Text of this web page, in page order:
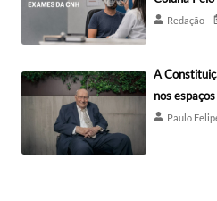
Redação
A
nos
Paulo